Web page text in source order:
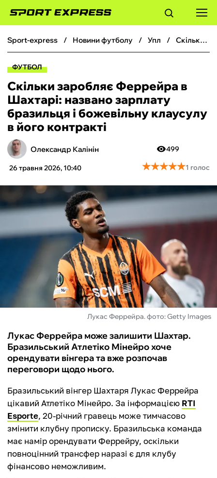
ФУТБОЛ
БОКС
ХОКЕЙ
ТЕНІС
КІБЕРСПОРТ
ЧС-2026
ФУТЗАЛ
ІНШІ
БУКМЕКЕРИ
sport-express новини футболу упл Скільки заробляє Феррейра в Шахтарі: названо зарплату бразильця і божевільну клаусулу в його контракті
ФУТБОЛ
Скільки заробляє Феррейра в
Шахтарі: названо зарплату
бразильця і божевільну клаусулу
в його контракті
Олександр Калінін
26 травня 2026, 10:40
499
★★★★★
★★★★★1 голос
Лукас Феррейра. фото: Getty Images
Лукас Феррейра може залишити Шахтар.
Бразильський Атлетіко Мінейро хоче
орендувати вінгера та вже розпочав
переговори щодо нього.
Бразильський вінгер Шахтаря Лукас Феррейра
цікавий Атлетіко Мінейро. За інформацією RTI
Esporte, 20-річний гравець може тимчасово
змінити клубну прописку. Бразильська команда
має намір орендувати Феррейру, оскільки
повноцінний трансфер наразі є для клубу
фінансово неможливим.